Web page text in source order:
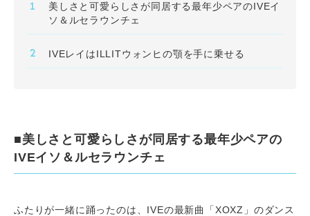
美しさと可愛らしさが同居する最年少ペアのIVEイ
ソ＆ルセラウンチェ
IVEレイはILLITウォンヒの顎を手に乗せる
■美しさと可愛らしさが同居する最年少ペアの
IVEイソ＆ルセラウンチェ
ふたりが一緒に踊ったのは、IVEの最新曲「XOXZ」のダンス